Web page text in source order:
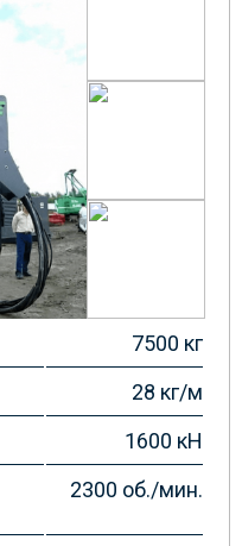
7500 кг
28 кг/м
1600 кН
2300 об./мин.